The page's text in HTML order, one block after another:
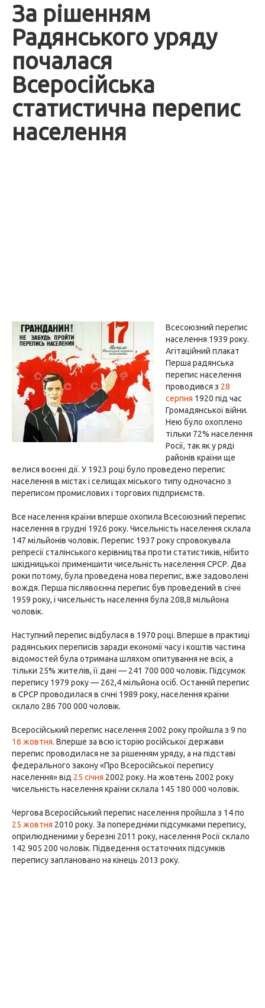
За рішенням
Радянського уряду
почалася
Всеросійська
статистична перепис
населення
Всесоюзний перепис
населення 1939 року.
Агітаційний плакат
Перша радянська
перепис населення
проводився з 28
серпня 1920 під час
Громадянської війни.
Нею було охоплено
тільки 72% населення
Росії, так як у ряді
районів країни ще
велися воєнні дії. У 1923 році було проведено перепис
населення в містах і селищах міського типу одночасно з
переписом промислових і торгових підприємств.
Все населення країни вперше охопила Всесоюзний перепис
населення в грудні 1926 року. Чисельність населення склала
147 мільйонів чоловік. Перепис 1937 року спровокувала
репресії сталінського керівництва проти статистиків, нібито
шкідницької применшити чисельність населення СРСР. Два
роки потому, була проведена нова перепис, вже задоволені
вождя. Перша післявоєнна перепис був проведений в січні
1959 року, і чисельність населення була 208,8 мільйона
чоловік.
Наступний перепис відбулася в 1970 році. Вперше в практиці
радянських переписів заради економії часу і коштів частина
відомостей була отримана шляхом опитування не всіх, а
тільки 25% жителів, її дані — 241 700 000 чоловік. Підсумок
перепису 1979 року — 262,4 мільйона осіб. Останній перепис
в СРСР проводилася в січні 1989 року, населення країни
склало 286 700 000 чоловік.
Всеросійський перепис населення 2002 року пройшла з 9 по
16 жовтня. Вперше за всю історію російської держави
перепис проводилася не за рішенням уряду, а на підставі
федерального закону «Про Всеросійської перепису
населення» від 25 січня 2002 року. На жовтень 2002 року
чисельність населення країни склала 145 180 000 чоловік.
Чергова Всеросійський перепис населення пройшла з 14 по
25 жовтня 2010 року. За попередніми підсумками перепису,
оприлюдненими у березні 2011 року, населення Росії склало
142 905 200 чоловік. Підведення остаточних підсумків
перепису заплановано на кінець 2013 року.